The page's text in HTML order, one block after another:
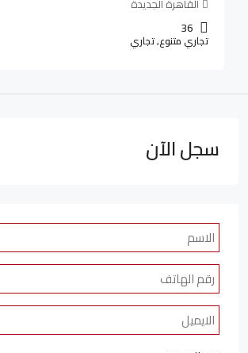
القاهرة الجديدة
36
تجاري متنوع, تجاري
سجل الآن